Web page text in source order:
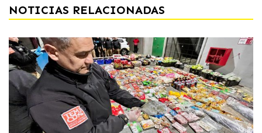
NOTICIAS RELACIONADAS